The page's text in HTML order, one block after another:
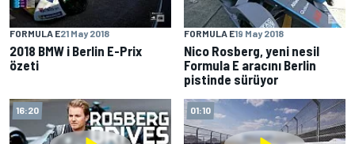
FORMULA E21 May 2018
2018 BMW i Berlin E-Prix
özeti
FORMULA E19 May 2018
Nico Rosberg, yeni nesil
Formula E aracını Berlin
pistinde sürüyor
16:20 01:10